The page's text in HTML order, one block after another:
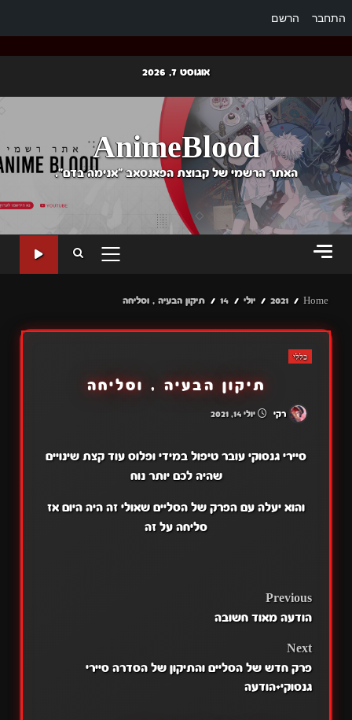
התחבר הרשם
content
אוגוסט 7, 2026
AnimeBlood
האתר הרשמי של קבוצת הפאנסאב "אנימה בדם".
PRIMARY
Home
2021 יולי 14 תיקון הבעיה , וסליחה
כללי
תיקון הבעיה , וסליחה
רקי יולי 14, 2021
סיירי גנסוקי עובר טיפול במידי ופלוס עוד קצת שינויים
שהיה לכם יותר נוח
והוא יעלה עם הפרק של הסליים שאולי זה היה היום אז
סליחה על זה
POST
Previous
הודעה מאוד חשובה
Next
פרק חדש של הסליים והתיקון של הסדרה סיירי
גנסוקי+הודעה